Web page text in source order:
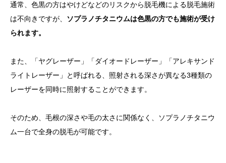
通常、色黒の方はやけどなどのリスクから脱毛機による脱毛施術
は不向きですが、 ソプラノチタニウムは色黒の方でも施術が受け
られます。
また、「ヤグレーザー」「ダイオードレーザー」「アレキサンド
ライトレーザー」と呼ばれる、照射される深さが異なる3種類の
レーザーを同時に照射することができます。
そのため、毛根の深さや毛の太さに関係なく、ソプラノチタニウ
ム一台で全身の脱毛が可能です。